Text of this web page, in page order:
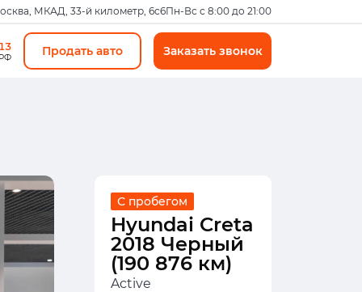
МКАД, 33-й километр, 6с6Пн-Вс с 8:00 до 21:00
Продать авто Заказать звонок
С пробегом
Hyundai Creta
2018 Черный
(190 876 км)
Active